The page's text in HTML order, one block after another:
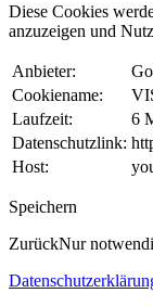
Diese Cookies
anzuzeigen und
Anbieter:
Cookiename:
Laufzeit:
6
Datenschutzlink:
Host:
Speichern
ZurückNur